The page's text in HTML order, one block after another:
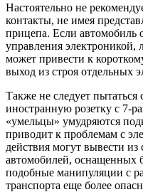
Настоятельно не
контакты, не имея
прицепа. Если автомобиль
управления
может привести к
выход из строя отдельных
Также не следует
иностранную розетку с 7-
«умельцы» умудряются
приводит к проблемам с
действия могут вывести из
автомобилей, оснащенных
подобные манипуляции с
транспорта еще более